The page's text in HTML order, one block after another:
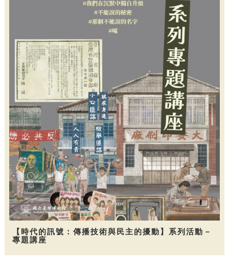
【時代的訊號：傳播技術與民主的擾動】系列活動－
專題講座